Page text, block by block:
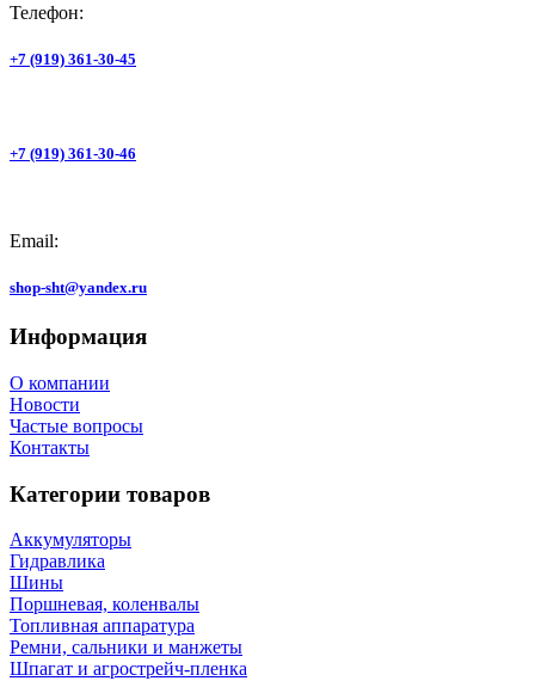
Телефон:
+7 (919) 361-30-45
+7 (919) 361-30-46
Email:
shop-sht@yandex.ru
Информация
О компании
Новости
Частые вопросы
Контакты
Категории товаров
Аккумуляторы
Гидравлика
Шины
Поршневая, коленвалы
Топливная аппаратура
Ремни, сальники и манжеты
Шпагат и агрострейч-пленка